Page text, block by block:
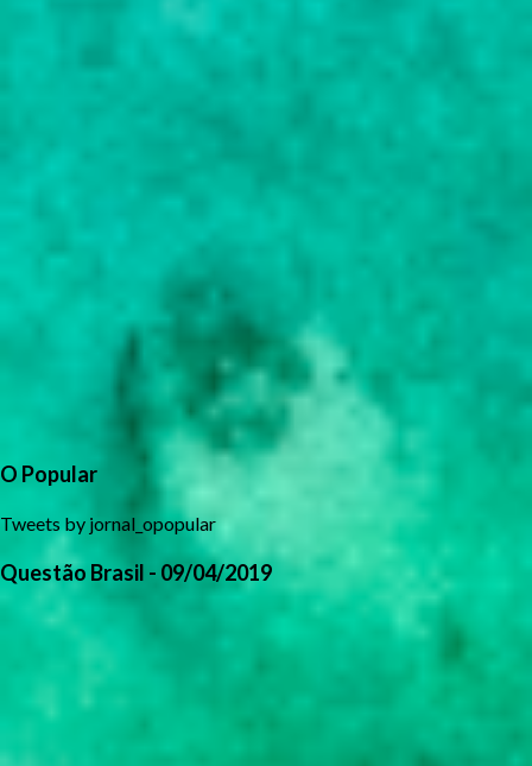
O Popular
Tweets by jornal_opopular
Questão Brasil - 09/04/2019